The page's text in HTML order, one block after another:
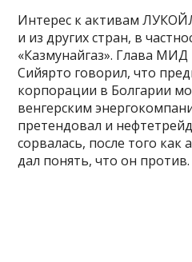
Интерес к активам
и из других стран, в
«Казмунайгаз». Глава
Сийярто говорил, что
корпорации в Болгарии
венгерским
претендовал и
сорвалась, после того
дал понять, что он против.